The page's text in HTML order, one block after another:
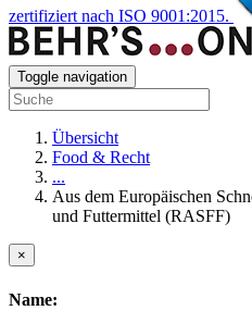
zertifiziert nach ISO 9001:2015.
Toggle navigation
Übersicht
Food & Recht
...
Aus dem Europäischen
und Futtermittel (RASFF)
×
Name: